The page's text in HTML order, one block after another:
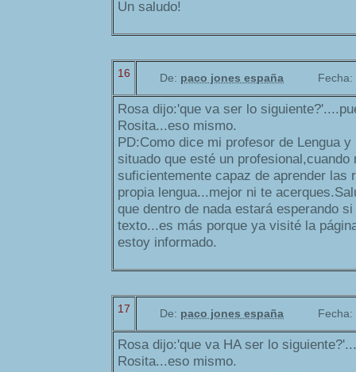
Un saludo!
16 De: paco jones españa Fecha:
Rosa dijo:'que va ser lo
Rosita...eso mismo.
PD:Como dice mi profesor de Lengua
situado que esté un profesional,cuando
suficientemente capaz de aprender las
propia lengua...mejor ni te
que dentro de nada estará esperando
texto...es más porque ya visité la
estoy informado.
17 De: paco jones españa Fecha:
Rosa dijo:'que va HA ser lo
Rosita...eso mismo.